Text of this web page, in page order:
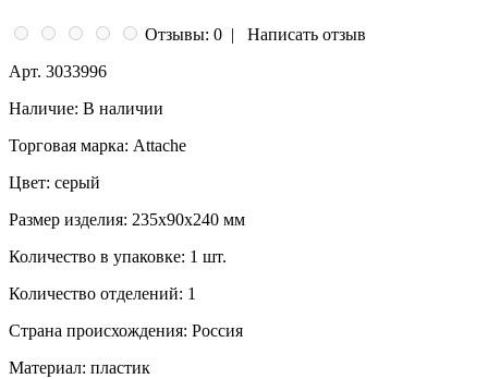
Отзывы: 0 |
Написать отзыв
Арт. 3033996
Наличие: В наличии
Торговая марка: Attache
Цвет: серый
Размер изделия: 235x90x240 мм
Количество в упаковке: 1 шт.
Количество отделений: 1
Страна происхождения: Россия
Материал: пластик